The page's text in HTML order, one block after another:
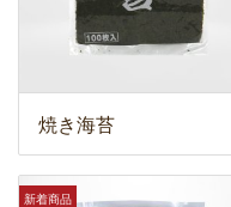
焼き海苔
新着商品